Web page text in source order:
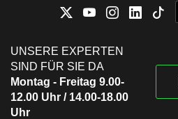
UNSERE EXPERTEN
SIND FÜR SIE DA
Montag - Freitag 9.00-
12.00 Uhr / 14.00-18.00
Uhr